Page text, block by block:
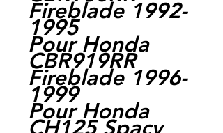
Fireblade 1992-
1995
Pour Honda
CBR919RR
Fireblade 1996-
1999
Pour Honda
CH125 Spacy